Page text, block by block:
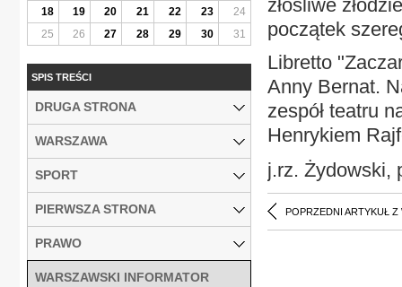
złośliwe
początek
Libretto
Anny Bernat.
zespół teatru
Henrykiem
j.rz. Żydowski,
POPRZEDNI ARTYKUŁ Z
18
19 20 21 22 23
24
25
26 27 28 29 30 31
SPIS TREŚCI
DRUGA STRONA
WARSZAWA
SPORT
PIERWSZA STRONA
PRAWO
WARSZAWSKI INFORMATOR